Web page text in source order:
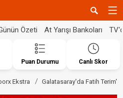
Özeti At Yarışı Bankoları
Puan Durumu Canlı Skor
Ekstra Galatasaray'da Fatih